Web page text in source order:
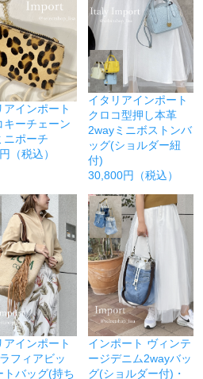
アインポート
キーチェーン
ニポーチ
（税込）
イタリアインポート
クロコ型押し本革
2wayミニボストンバ
ッグ(ショルダー紐
付)
30,800円（税込）
アインポート
フィアビッ
トバッグ(持ち
インポート ヴィンテ
ージデニム2wayバッ
グ(ショルダー付)・